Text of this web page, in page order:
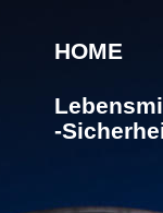
HOME
-